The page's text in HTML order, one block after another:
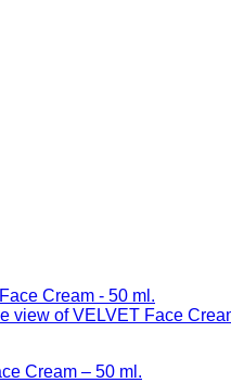
Cream – 50 ml.